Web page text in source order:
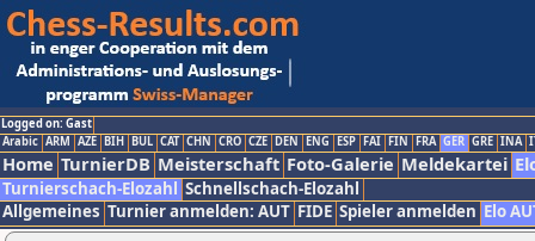
Logged on: Gast
Arabic ARM AZE BIH BUL CAT CHN CRO CZE DEN ENG ESP FAI FIN FRA GER GRE INA
Home TurnierDB Meisterschaft Foto-Galerie Meldekartei
Turnierschach-Elozahl Schnellschach-Elozahl
Allgemeines Turnier anmelden: AUT FIDE Spieler anmelden Elo